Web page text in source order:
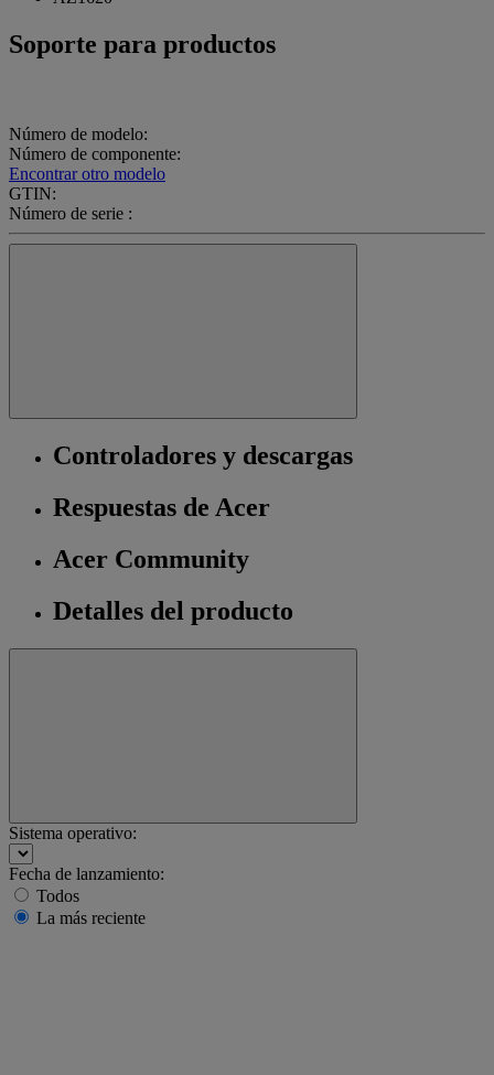
Soporte para productos
Número de modelo:
Número de componente:
Encontrar otro modelo
GTIN:
Número de serie :
Controladores y descargas
Respuestas de Acer
Acer Community
Detalles del producto
Sistema operativo:
Fecha de lanzamiento:
Todos
La más reciente